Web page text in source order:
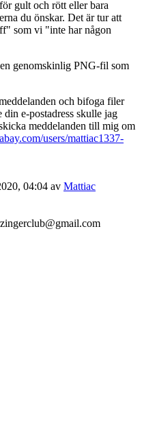
gult och rött eller bara
du önskar. Det är tur att
som vi "inte har någon
genomskinlig PNG-fil som
och bifoga filer
e-postadress skulle jag
meddelanden till mig om
users/mattiac1337-
04:04 av Mattiac